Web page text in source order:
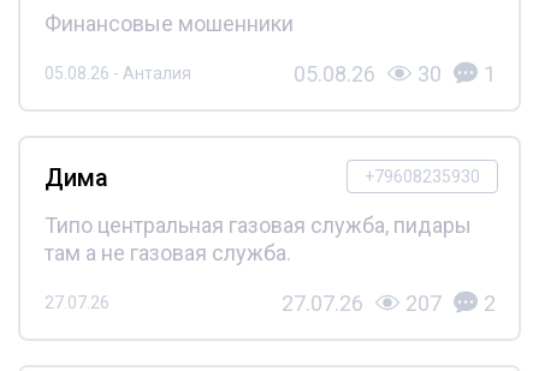
Финансовые мошенники
05.08.26 - Анталия 05.08.26 30 1
+79608235930
Дима
Типо центральная газовая служба, пидары
там а не газовая служба.
27.07.26 27.07.26 207 2